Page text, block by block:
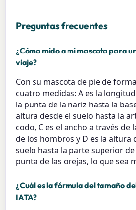
Preguntas frecuentes
¿Cómo mido a mi mascota para
viaje?
Con su mascota de pie de
cuatro medidas: A es la
la punta de la nariz hasta la
altura desde el suelo hasta la
codo, C es el ancho a través de
de los hombros y D es la altura
suelo hasta la parte superior de
punta de las orejas, lo que sea
¿Cuál es la fórmula del tamaño
IATA?